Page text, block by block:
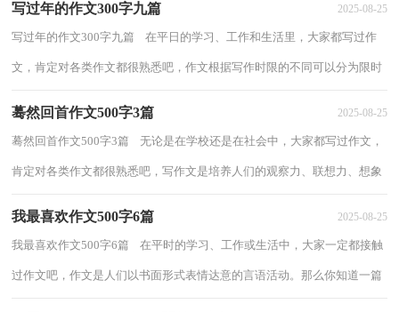
写过年的作文300字九篇 2025-08-25
写过年的作文300字九篇 在平日的学习、工作和生活里，大家都写过作
文，肯定对各类作文都很熟悉吧，作文根据写作时限的不同可以分为限时
蓦然回首作文500字3篇 2025-08-25
蓦然回首作文500字3篇 无论是在学校还是在社会中，大家都写过作文，
肯定对各类作文都很熟悉吧，写作文是培养人们的观察力、联想力、想象
我最喜欢作文500字6篇 2025-08-25
我最喜欢作文500字6篇 在平时的学习、工作或生活中，大家一定都接触
过作文吧，作文是人们以书面形式表情达意的言语活动。那么你知道一篇